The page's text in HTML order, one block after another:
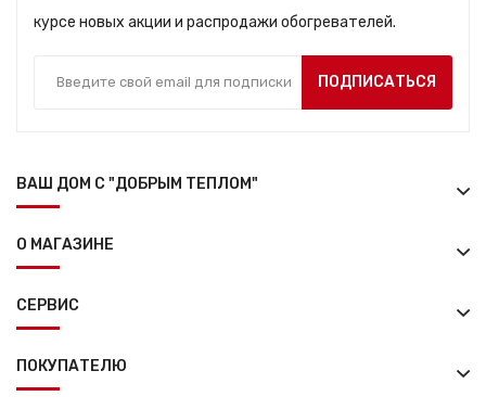
курсе новых акции и распродажи обогревателей.
ПОДПИСАТЬСЯ
ВАШ ДОМ С "ДОБРЫМ ТЕПЛОМ"
О МАГАЗИНЕ
СЕРВИС
ПОКУПАТЕЛЮ